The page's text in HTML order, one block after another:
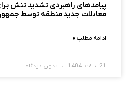
پیامدهای راهبردی تشدید تنش
معادلات جدید منطقه توسط
ادامه مطلب »
21 اسفند 1404 بدون دیدگاه